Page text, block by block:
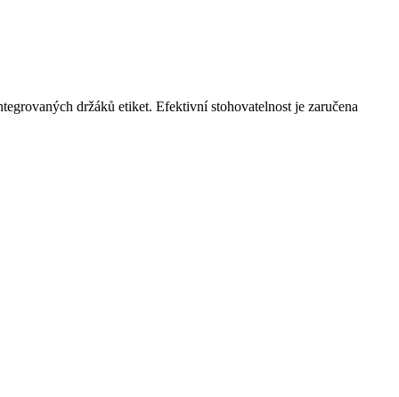
držáků etiket. Efektivní stohovatelnost je zaručena